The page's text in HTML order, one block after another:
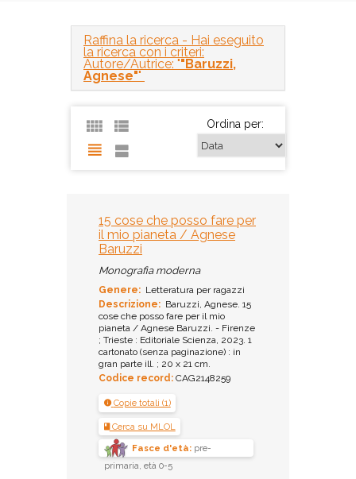
Raffina la ricerca - Hai eseguito
la ricerca con i criteri:
Autore/Autrice: ""Baruzzi,
Agnese""
Ordina per:
15 cose che posso fare per
il mio pianeta / Agnese
Baruzzi
Monografia moderna
Genere: Letteratura per ragazzi
Descrizione: Baruzzi, Agnese. 15
cose che posso fare per il mio
pianeta / Agnese Baruzzi. - Firenze
; Trieste : Editoriale Scienza, 2023. 1
cartonato (senza paginazione) : in
gran parte ill. ; 20 x 21 cm.
Codice record: CAG2148259
Copie totali (1)
Cerca su MLOL
Fasce d'età:pre-
primaria, età 0-5